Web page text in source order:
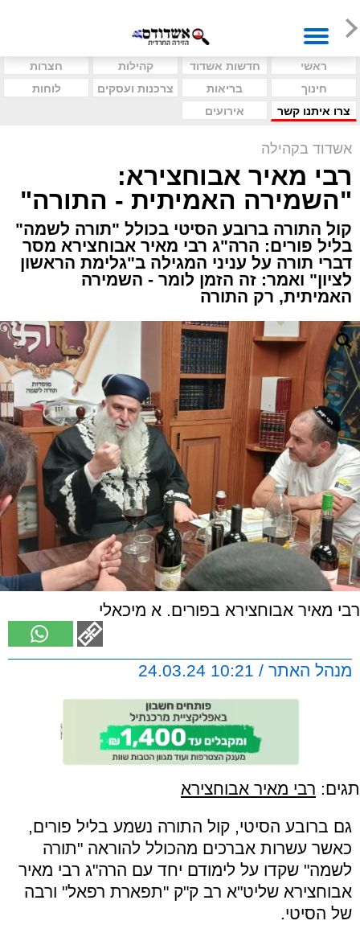
ראשי חדשות אשדוד קהילות
חצרות
חינוך
בריאות צרכנות ועסקים
לוחות
צרו איתנו קשר
אירועים
אשדוד בקהילה
רבי מאיר אבוחצירא:
"השמירה האמיתית - התורה"
קול התורה ברובע הסיטי בכולל "תורה לשמה"
בליל פורים: הרה"ג רבי מאיר אבוחצירא מסר
דברי תורה על עניני המגילה ב"גלימת הראשון
לציון" ואמר: זה הזמן לומר - השמירה
האמיתית, רק התורה
רבי מאיר אבוחצירא בפורים. א מיכאלי
מנהל האתר / 10:21 24.03.24
תגים: רבי מאיר אבוחצירא
גם ברובע הסיטי, קול התורה נשמע בליל פורים,
כאשר עשרות אברכים מהכולל להוראה "תורה
לשמה" שקדו על לימודם יחד עם הרה"ג רבי מאיר
אבוחצירא שליט"א רב ק"ק "תפארת רפאל" ורבה
של הסיטי.